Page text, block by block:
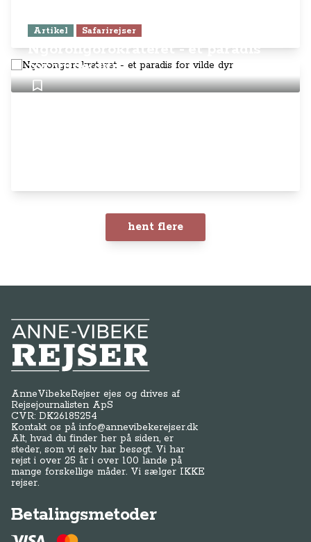
Artikel Safarirejser
Ngorongorokrateret - et paradis
for vilde dyr
hent flere
Anne-Vibeke Rejser
AnneVibekeRejser ejes og drives af
Rejsejournalisten ApS
CVR: DK26185254
Kontakt os påinfo@annevibekerejser.dk
Alt, hvad du finder her på siden, er
steder, som vi selv har besøgt. Vi har
rejst i over 25 år i over 100 lande på
mange forskellige måder. Vi sælger IKKE
rejser.
Betalingsmetoder